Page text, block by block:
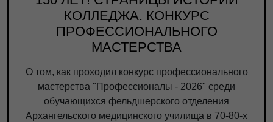
КОЛЛЕДЖА. КОНКУРС
ПРОФЕССИОНАЛЬНОГО
МАСТЕРСТВА
О том, как проходил конкурс профессионального
мастерства "Профессионалы - 2026" среди
обучающихся фельдшерского отделения
Архангельского медицинского училища в 70-80-х